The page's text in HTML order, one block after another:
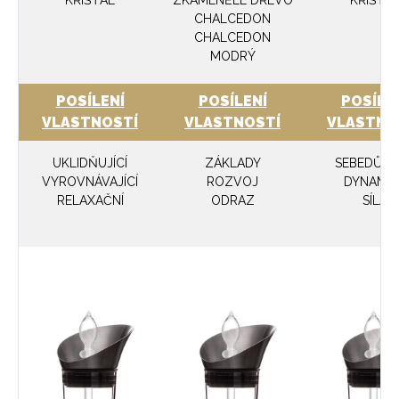
CHALCEDON
CHALCEDON
MODRÝ
POSÍLENÍ
VLASTNOSTÍ
UKLIDŇUJÍCÍ
VYROVNÁVAJÍCÍ
RELAXAČNÍ
POSÍLENÍ
VLASTNOSTÍ
ZÁKLADY
ROZVOJ
ODRAZ
SÍLA